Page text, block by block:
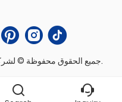
جميع الحقوق محفوظة © لشركة قوانغتشو كينغريال للآلات المحدودة.